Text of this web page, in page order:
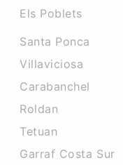
Els Poblets
Santa Ponca
Villaviciosa
Carabanchel
Roldan
Tetuan
Garraf Costa Sur